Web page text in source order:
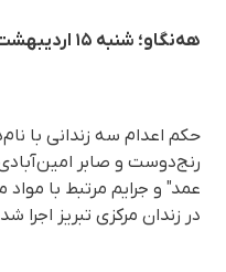
هه‌نگاو؛ شنبه ۱۵ اردیبهشت ۱۴۰۳
حکم اعدام سه زندانی با
رنج‌دوست و صابر
عمد" و جرایم مرتبط با
در زندان مرکزی تبریز اجرا